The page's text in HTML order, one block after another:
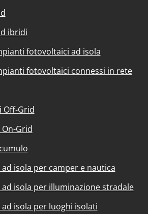
ibridi
fotovoltaici ad isola
fotovoltaici connessi in rete
Off-Grid
Grid
isola per camper e nautica
isola per illuminazione stradale
isola per luoghi isolati